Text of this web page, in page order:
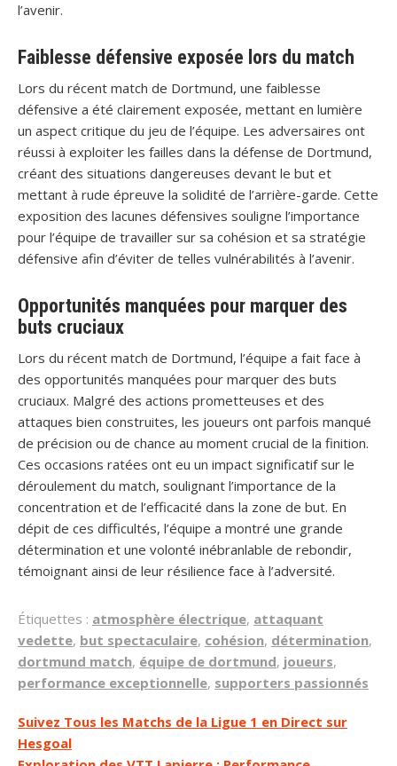
l’avenir.
Faiblesse défensive exposée lors du match
Lors du récent match de Dortmund, une faiblesse
défensive a été clairement exposée, mettant en lumière
un aspect critique du jeu de l’équipe. Les adversaires ont
réussi à exploiter les failles dans la défense de Dortmund,
créant des situations dangereuses devant le but et
mettant à rude épreuve la solidité de l’arrière-garde. Cette
exposition des lacunes défensives souligne l’importance
pour l’équipe de travailler sur sa cohésion et sa stratégie
défensive afin d’éviter de telles vulnérabilités à l’avenir.
Opportunités manquées pour marquer des
buts cruciaux
Lors du récent match de Dortmund, l’équipe a fait face à
des opportunités manquées pour marquer des buts
cruciaux. Malgré des actions prometteuses et des
attaques bien construites, les joueurs ont parfois manqué
de précision ou de chance au moment crucial de la finition.
Ces occasions ratées ont eu un impact significatif sur le
déroulement du match, soulignant l’importance de la
concentration et de l’efficacité dans la zone de but. En
dépit de ces difficultés, l’équipe a montré une grande
détermination et une volonté inébranlable de rebondir,
témoignant ainsi de leur résilience face à l’adversité.
Étiquettes : atmosphère électrique, attaquant
vedette, but spectaculaire, cohésion, détermination,
dortmund match, équipe de dortmund, joueurs,
performance exceptionnelle, supporters passionnés
Navigation
de
Suivez Tous les Matchs de la Ligue 1 en Direct sur
Hesgoal